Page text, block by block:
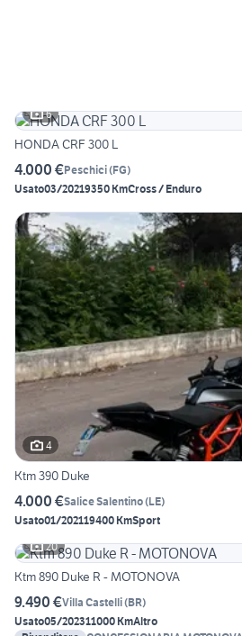
6
HONDA CRF 300 L
4.000 €Peschici(FG)
Usato03/20219350 KmCross / Enduro
4
Ktm 390 Duke
4.000 €Salice Salentino(LE)
Usato01/202119400 KmSport
20
Ktm 890 Duke R - MOTONOVA
9.490 €Villa Castelli(BR)
Usato05/202311000 KmAltro